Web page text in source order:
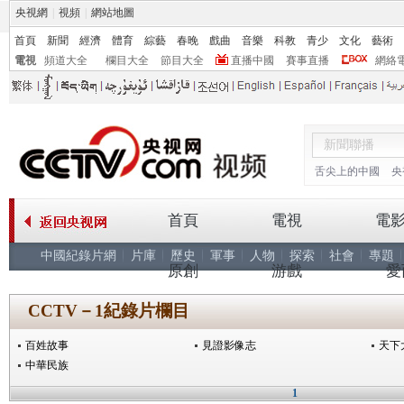
央視網 視頻 網站地圖
首頁 新聞 經濟 體育 綜藝 春晚 戲曲 音樂 科教 青少 文化
藝術
電視
頻道大全 欄目大全 節目大全 直播中國 賽事直播 網絡
舌尖上的中國
首頁 電視 電
中國紀錄片網 片庫 歷史 軍事 人物 探索 社會 專題
原創 游戲 愛
CCTV－1紀錄片欄目
百姓故事 見證影像志
天下
中華民族
1